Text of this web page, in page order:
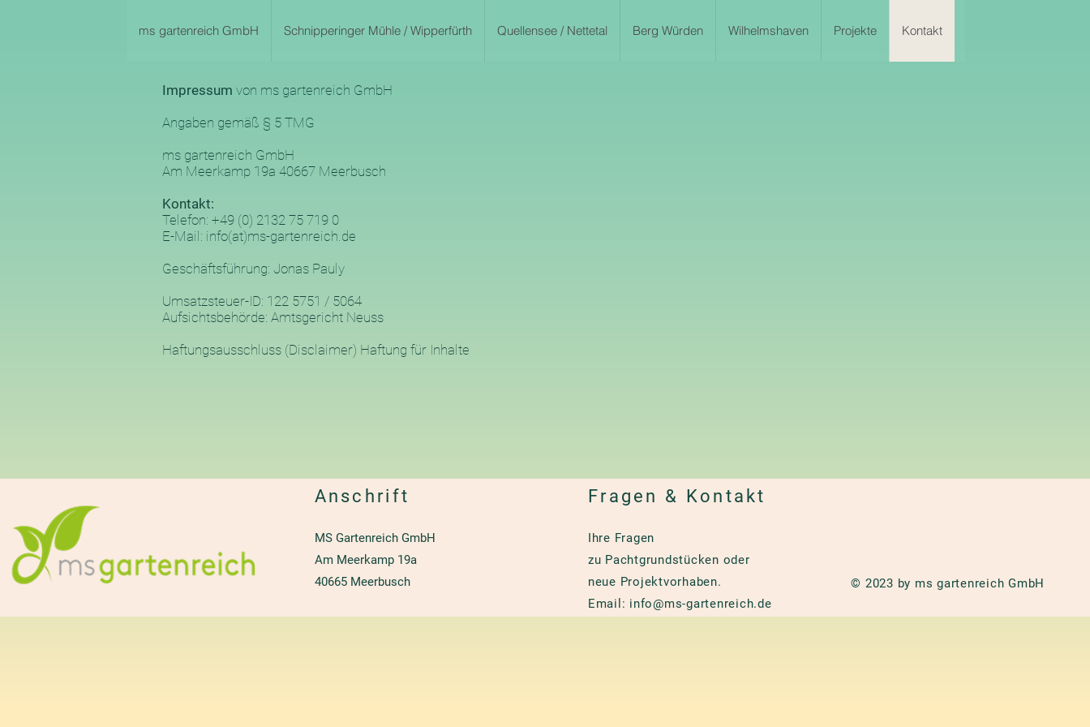
ms gartenreich GmbH Schnipperinger Mühle / Wipperfürth Quellensee / Nettetal Berg Würden Wilhelmshaven Projekte Kontakt
Impressum von ms gartenreich GmbH
Angaben gemäß § 5 TMG
ms gartenreich GmbH
Am Meerkamp 19a 40667 Meerbusch
Kontakt:
Telefon: +49 (0) 2132 75 719 0
E-Mail: info(at)ms-gartenreich.de
Geschäftsführung: Jonas Pauly
Umsatzsteuer-ID: 122 5751 / 5064
Aufsichtsbehörde: Amtsgericht Neuss
Haftungsausschluss (Disclaimer) Haftung für Inhalte
Anschrift
MS Gartenreich GmbH
Am Meerkamp 19a
40665 Meerbusch
Fragen & Kontakt
Ihre Fragen
zu Pachtgrundstücken oder
neue Projektvorhaben.
Email: info@ms-gartenreich.de
© 2023 by ms gartenreich GmbH